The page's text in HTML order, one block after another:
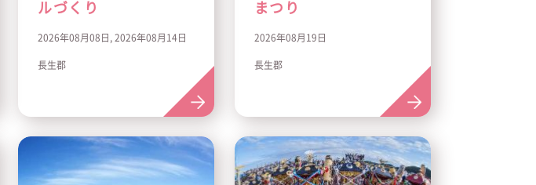
ルづくり
2026年08月08日, 2026年08月14日
長生郡
まつり
2026年08月19日
長生郡